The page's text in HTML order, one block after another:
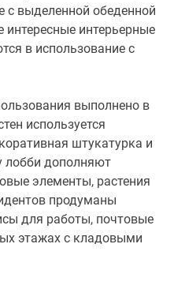
с выделенной обеденной
интересные интерьерные
в использование с
выполнено в
используется
штукатурка и
лобби дополняют
элементы, растения
продуманы
для работы, почтовые
этажах с кладовыми